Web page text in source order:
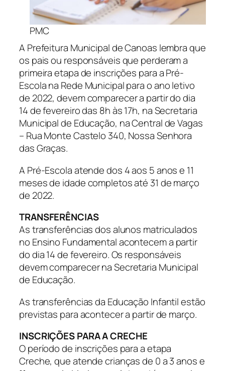
PMC
A Prefeitura Municipal de Canoas lembra que
os pais ou responsáveis que perderam a
primeira etapa de inscrições para a Pré-
Escola na Rede Municipal para o ano letivo
de 2022, devem comparecer a partir do dia
14 de fevereiro das 8h às 17h, na Secretaria
Municipal de Educação, na Central de Vagas
– Rua Monte Castelo 340, Nossa Senhora
das Graças.
A Pré-Escola atende dos 4 aos 5 anos e 11
meses de idade completos até 31 de março
de 2022.
TRANSFERÊNCIAS
As transferências dos alunos matriculados
no Ensino Fundamental acontecem a partir
do dia 14 de fevereiro. Os responsáveis
devem comparecer na Secretaria Municipal
de Educação.
As transferências da Educação Infantil estão
previstas para acontecer a partir de março.
INSCRIÇÕES PARA A CRECHE
O período de inscrições para a etapa
Creche, que atende crianças de 0 a 3 anos e